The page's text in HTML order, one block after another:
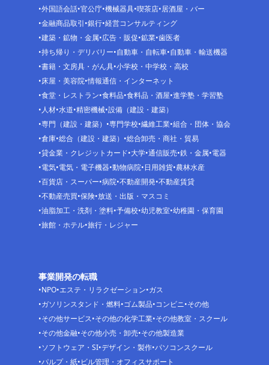
外国語会話 官公庁 機械器具 喫茶店 居酒屋・バー
金融商品取引 銀行 経営コンサルティング
建築・鉱物・金属 広告・販促 鉱業 歯医者
持ち帰り・デリバリー 自動車・自転車 自動車・輸送機器
書籍・文房具・がん具 小学校・中学校・高校
床屋・美容院 情報通信・インターネット
食堂・レストラン 食料品 食料品・酒屋 進学塾・学習塾
人材 水道 精密機械 設備（建設・建築）
専門（建設・建築）
専門学校 繊維工業 組合・団体・協会
倉庫 総合（建設・建築）
総合卸売・商社・貿易
貸金業・クレジットカード 大学 通信販売 鉄・金属 電器
電気 電気・電子機器 動物病院 日用雑貨 農林水産
百貨店・スーパー 病院 不動産開発 不動産賃貸
不動産売買 保険 放送・出版・マスコミ
油脂加工・洗剤・塗料 予備校 幼児教室 幼稚園・保育園
旅館・ホテル 旅行・レジャー
事業開発の転職
NPO エステ・リラクゼーション ガス
ガソリンスタンド・燃料 ゴム製品 コンビニ その他
その他サービス その他の化学工業 その他教室・スクール
その他金融 その他小売・卸売 その他製造業
ソフトウェア・SI デザイン・製作 パソコンスクール
パルプ・紙 ビル管理・オフィスサポート